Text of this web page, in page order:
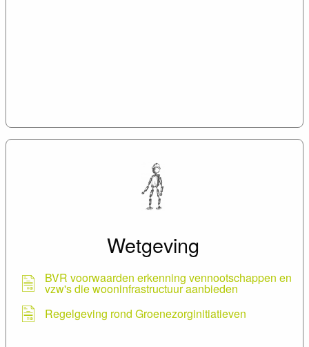
Wetgeving
BVR voorwaarden erkenning vennootschappen en
vzw's die wooninfrastructuur aanbieden
Regelgeving rond Groenezorginitiatieven